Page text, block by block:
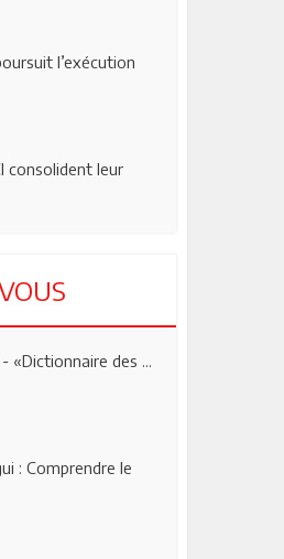
l’exécution
consolident leur
«Dictionnaire des ...
: Comprendre le